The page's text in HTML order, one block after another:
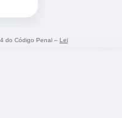
do Código Penal – Lei